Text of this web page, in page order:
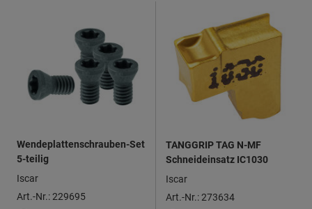
Wendeplattenschrauben-Set
5-teilig
Iscar
Art.-Nr.: 229695
TANGGRIP TAG N-MF
Schneideinsatz IC1030
Iscar
Art.-Nr.: 273634